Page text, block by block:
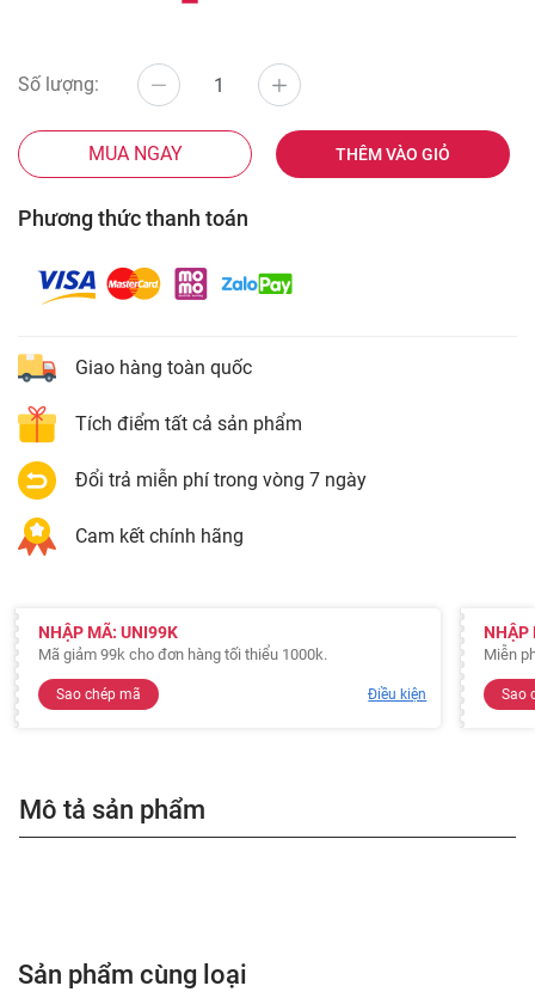
Số lượng:
MUA NGAY THÊM VÀO GIỎ
Phương thức thanh toán
Giao hàng toàn quốc
Tích điểm tất cả sản phẩm
Đổi trả miễn phí trong vòng 7 ngày
Cam kết chính hãng
NHẬP MÃ: UNI99K
Mã giảm 99k cho đơn hàng tối thiểu 1000k.
Sao chép mã Điều kiện
NHẬP
Miễn
Sao
Mô tả sản phẩm
Sản phẩm cùng loại